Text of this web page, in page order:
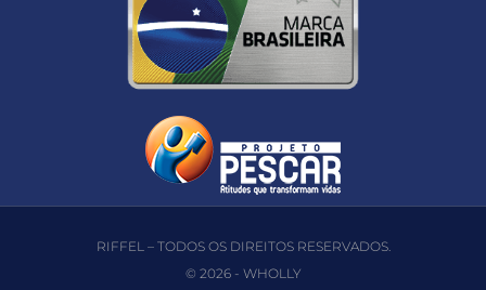
RIFFEL – TODOS OS DIREITOS RESERVADOS.
© 2026 - WHOLLY